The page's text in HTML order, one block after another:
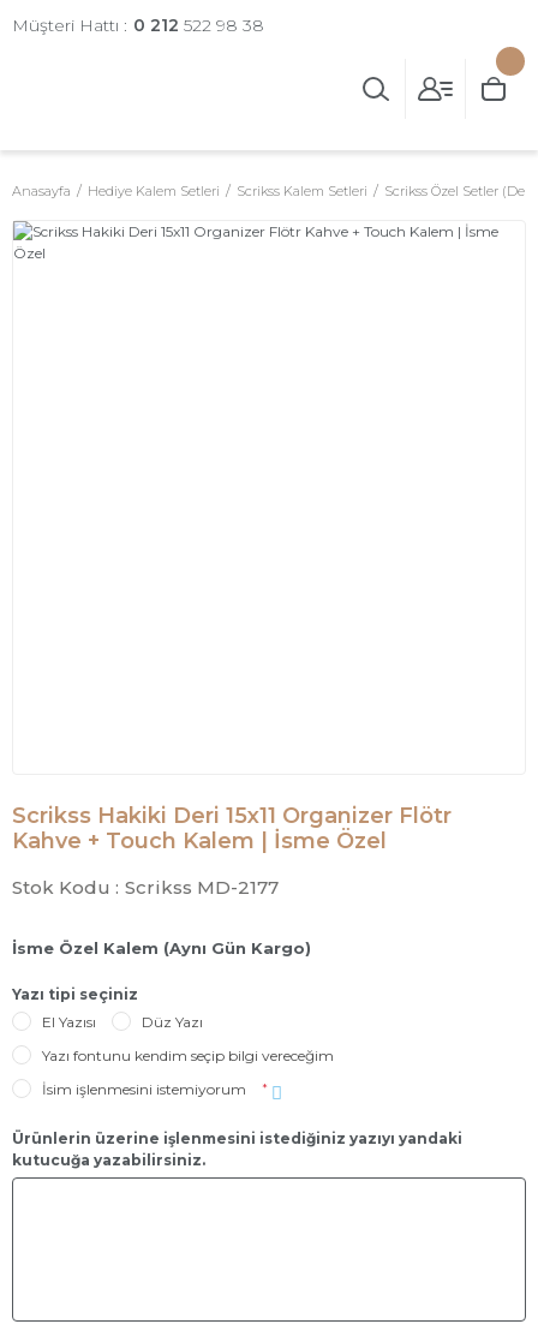
Müşteri Hattı : 0 212 522 98 38
Anasayfa Hediye Kalem Setleri Scrikss Kalem Setleri Scrikss Özel Setler
Scrikss Hakiki Deri 15x11 Organizer Flötr
Kahve + Touch Kalem | İsme Özel
Stok Kodu : Scrikss MD-2177
İsme Özel Kalem (Aynı Gün Kargo)
Yazı tipi seçiniz
El Yazısı
Düz Yazı
Yazı fontunu kendim seçip bilgi vereceğim
İsim işlenmesini istemiyorum
*
Ürünlerin üzerine işlenmesini istediğiniz yazıyı yandaki
kutucuğa yazabilirsiniz.